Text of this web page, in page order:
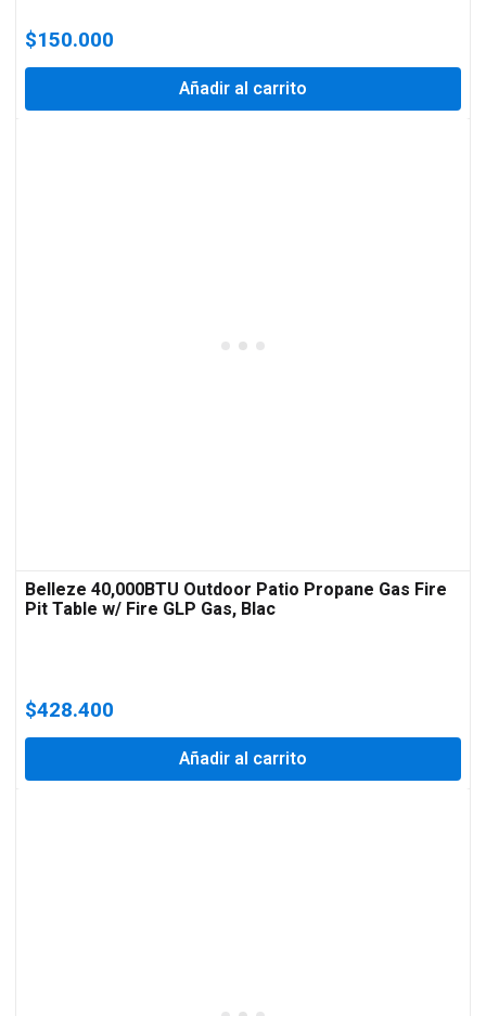
$150.000
Añadir al carrito
Belleze 40,000BTU Outdoor Patio Propane Gas Fire
Pit Table w/ Fire GLP Gas, Blac
$428.400
Añadir al carrito